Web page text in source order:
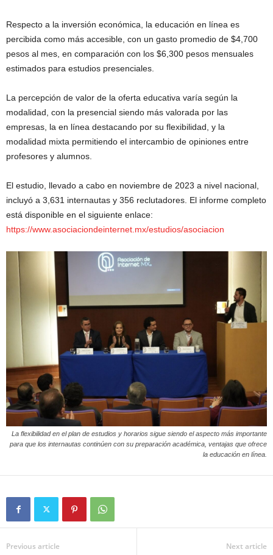
Respecto a la inversión económica, la educación en línea es
percibida como más accesible, con un gasto promedio de $4,700
pesos al mes, en comparación con los $6,300 pesos mensuales
estimados para estudios presenciales.
La percepción de valor de la oferta educativa varía según la
modalidad, con la presencial siendo más valorada por las
empresas, la en línea destacando por su flexibilidad, y la
modalidad mixta permitiendo el intercambio de opiniones entre
profesores y alumnos.
El estudio, llevado a cabo en noviembre de 2023 a nivel nacional,
incluyó a 3,631 internautas y 356 reclutadores. El informe completo
está disponible en el siguiente enlace:
https://www.asociaciondeinternet.mx/estudios/asociacion
La flexibilidad en el plan de estudios y horarios sigue siendo el aspecto más importante
para que los internautas continúen con su preparación académica, ventajas que ofrece
la educación en línea.
Previous article Next article